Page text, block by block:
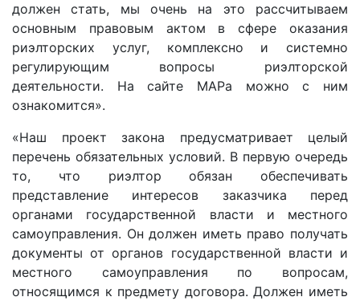
должен стать, мы очень на это рассчитываем
основным правовым актом в сфере оказания
риэлторских услуг, комплексно и системно
регулирующим вопросы риэлторской
деятельности. На сайте МАРа можно с ним
ознакомится».
«Наш проект закона предусматривает целый
перечень обязательных условий. В первую очередь
то, что риэлтор обязан обеспечивать
представление интересов заказчика перед
органами государственной власти и местного
самоуправления. Он должен иметь право получать
документы от органов государственной власти и
местного самоуправления по вопросам,
относящимся к предмету договора. Должен иметь